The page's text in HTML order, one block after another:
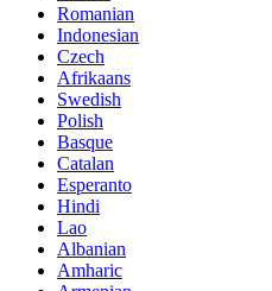
Romanian
Indonesian
Czech
Afrikaans
Swedish
Polish
Basque
Catalan
Esperanto
Hindi
Lao
Albanian
Amharic